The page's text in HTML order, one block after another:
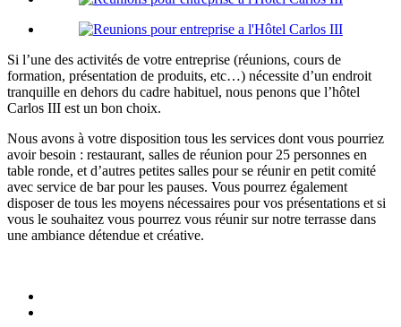
Si l’une des activités de votre entreprise (réunions, cours de
formation, présentation de produits, etc…) nécessite d’un endroit
tranquille en dehors du cadre habituel, nous penons que l’hôtel
Carlos III est un bon choix.
Nous avons à votre disposition tous les services dont vous pourriez
avoir besoin : restaurant, salles de réunion pour 25 personnes en
table ronde, et d’autres petites salles pour se réunir en petit comité
avec service de bar pour les pauses. Vous pourrez également
disposer de tous les moyens nécessaires pour vos présentations et si
vous le souhaitez vous pourrez vous réunir sur notre terrasse dans
une ambiance détendue et créative.